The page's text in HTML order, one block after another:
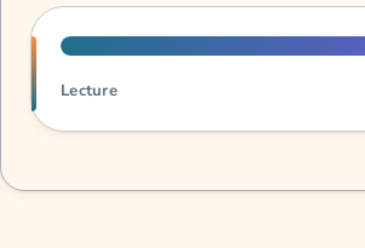
Progression de lecture
Lecture